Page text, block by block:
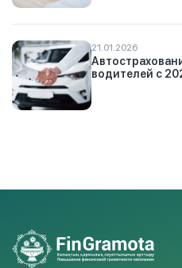
21.01.2026
водителей с